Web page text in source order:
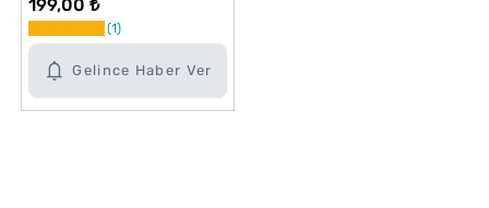
Gelince Haber Ver
Saç Kremi 250 ml
199,00 ₺
1